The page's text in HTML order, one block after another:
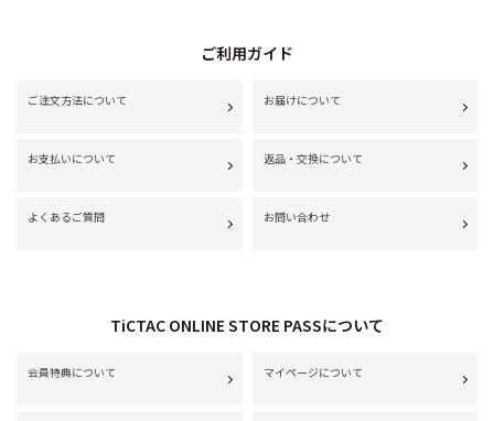
ご利用ガイド
ご注文方法について お届けについて
お支払いについて 返品・交換について
よくあるご質問 お問い合わせ
TiCTAC ONLINE STORE PASSについて
会員特典について マイページについて